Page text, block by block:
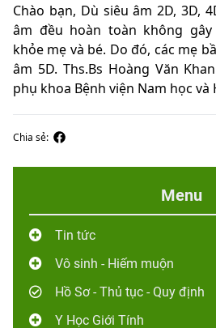
Chào bạn, Dù siêu âm 2D, 3D,
âm đều hoàn toàn không
khỏe mẹ và bé. Do đó, các mẹ
âm 5D. Ths.Bs Hoàng Văn
phụ khoa Bệnh viện Nam học và
Chia sẻ:
Menu
Tin tức
Vô sinh - Hiếm muộn
Hồ Sơ - Thủ tục - Quy định
Y Học Giới Tính